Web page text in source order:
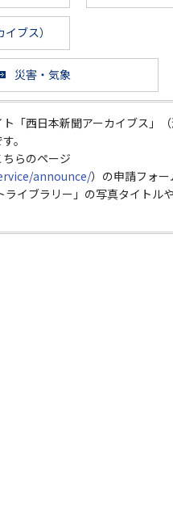
ブス）
災害・気象
「西日本新聞アーカイブス」
。
らのページ
announce/）の申請フォ
ライブラリー」の写真タイトル